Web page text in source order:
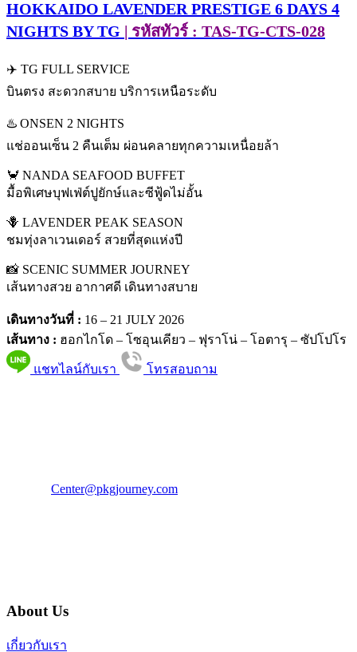
HOKKAIDO LAVENDER PRESTIGE 6 DAYS 4
NIGHTS BY TG | รหัสทัวร์ : TAS-TG-CTS-028
✈️ TG FULL SERVICE
บินตรง สะดวกสบาย บริการเหนือระดับ
♨️ ONSEN 2 NIGHTS
แช่ออนเซ็น 2 คืนเต็ม ผ่อนคลายทุกความเหนื่อยล้า
🦀 NANDA SEAFOOD BUFFET
มื้อพิเศษบุฟเฟ่ต์ปูยักษ์และซีฟู้ดไม่อั้น
🪻 LAVENDER PEAK SEASON
ชมทุ่งลาเวนเดอร์ สวยที่สุดแห่งปี
📸 SCENIC SUMMER JOURNEY
เส้นทางสวย อากาศดี เดินทางสบาย
เดินทางวันที่ : 16 – 21 JULY 2026
เส้นทาง : ฮอกไกโด – โซอุนเคียว – ฟุราโน่ – โอตารุ – ซัปโปโร
แชทไลน์กับเรา โทรสอบถาม
Center@pkgjourney.com
About Us
เกี่ยวกับเรา